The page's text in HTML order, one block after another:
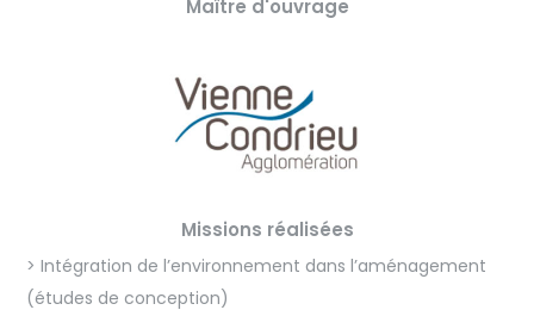
Maître d'ouvrage
Missions réalisées
> Intégration de l’environnement dans l’aménagement
(études de conception)